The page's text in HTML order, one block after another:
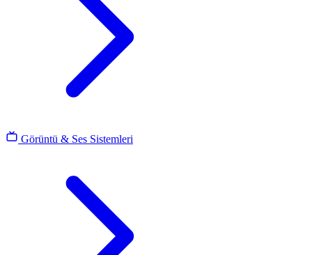
Görüntü & Ses Sistemleri